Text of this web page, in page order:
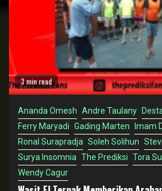
3 min read
Ananda Omesh Andre Taulany
Ferry Maryadi Gading Marten Imam
Ronal Surapradja Soleh Solihun
Surya Insomnia The Prediksi Tora
Wendy Cagur